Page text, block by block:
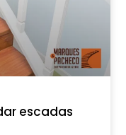
escadas